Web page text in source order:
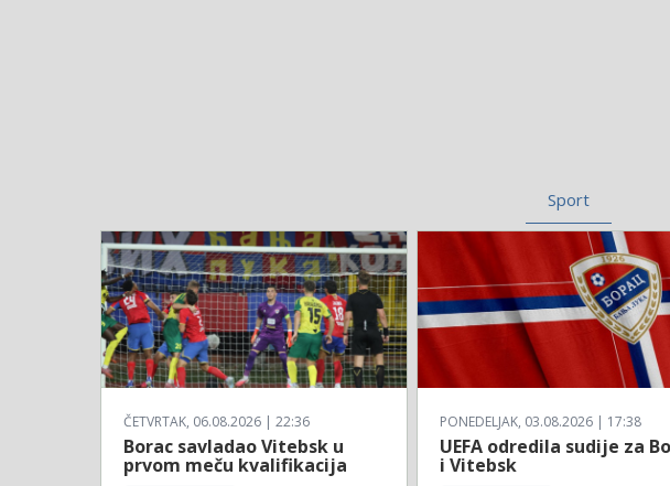
Sport
ČETVRTAK, 06.08.2026 | 22:36
Borac savladao Vitebsk u
prvom meču kvalifikacija
PONEDELJAK, 03.08.2026 | 17:38
UEFA odredila sudije za
i Vitebsk